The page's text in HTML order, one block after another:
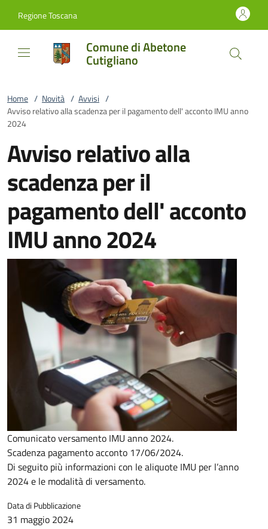
Regione Toscana
Comune di Abetone
Cutigliano
Home / Novità / Avvisi /
Avviso relativo alla scadenza per il pagamento dell' acconto IMU anno
2024
Avviso relativo alla
scadenza per il
pagamento dell' acconto
IMU anno 2024
Comunicato versamento IMU anno 2024.
Scadenza pagamento acconto 17/06/2024.
Di seguito più informazioni con le aliquote IMU per l’anno
2024 e le modalità di versamento.
Data di Pubblicazione
31 maggio 2024